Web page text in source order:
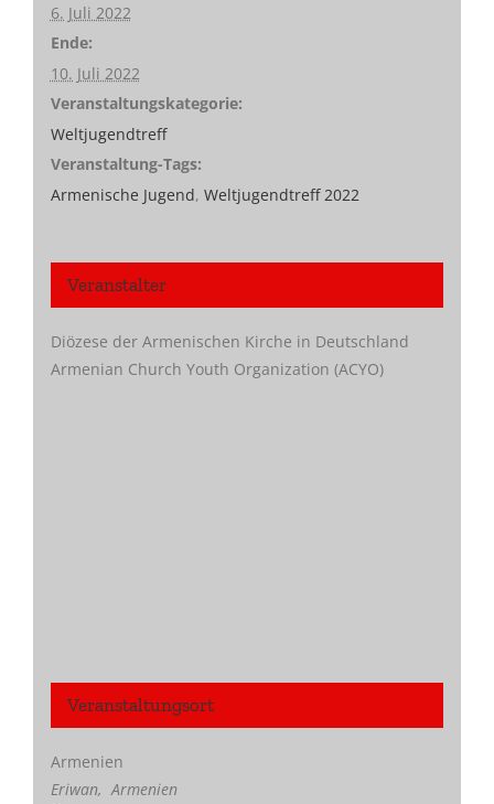
6. Juli 2022
Ende:
10. Juli 2022
Veranstaltungskategorie:
Weltjugendtreff
Veranstaltung-Tags:
Armenische Jugend, Weltjugendtreff 2022
Veranstalter
Diözese der Armenischen Kirche in Deutschland
Armenian Church Youth Organization (ACYO)
Veranstaltungsort
Armenien
Eriwan, Armenien